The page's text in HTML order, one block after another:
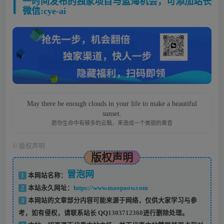
微信:cye-ai
May there be enough clouds in your life to make a beautiful
sunset.
愿你生命中有够多的云翳，来造成一个美丽的黄昏
版权声明
版权声明
1 本网站名称： 冒泡网
2 本站永久网址： https://www.maopaow.com
3
本网站的文章部分内容可能来源于网络，仅供大家学习与参
考，如有侵权，请联系站长 QQ1303712368进行删除处理。